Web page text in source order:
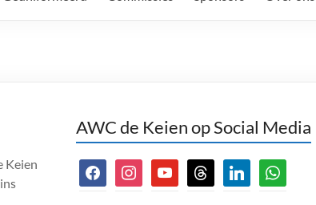
Keien
AWC de Keien op Social Media
facebookinstagramyoutubethreads linkedinwhatsapp